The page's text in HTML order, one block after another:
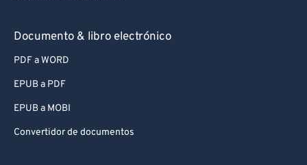
Documento & libro electrónico
PDF a WORD
EPUB a PDF
EPUB a MOBI
Convertidor de documentos